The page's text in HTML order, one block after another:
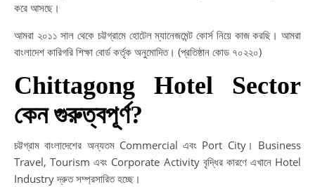
করে আসছে।
আমরা ২০১১ সাল থেকে চট্টগ্রামে হোটেল ম্যানেজমেন্ট কোর্স নিয়ে কাজ করছি। আমরা
বাংলাদেশ কারিগরি শিক্ষা বোর্ড কর্তৃক অনুমোদিত। (প্রতিষ্ঠান কোড ৭০২২০)
Chittagong Hotel Sector
কেন গুরুত্বপূর্ণ?
চট্টগ্রাম বাংলাদেশের অন্যতম Commercial এবং Port City। Business
Travel, Tourism এবং Corporate Activity বৃদ্ধির কারণে এখানে Hotel
Industry দ্রুত সম্প্রসারিত হচ্ছে।